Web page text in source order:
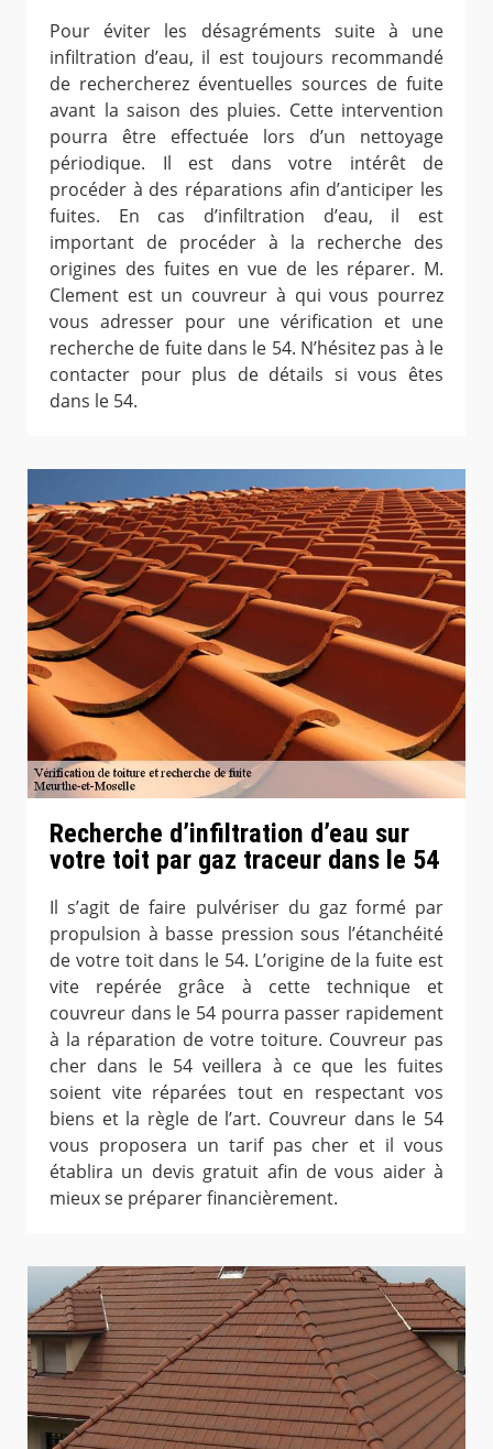
Pour éviter les désagréments suite à une
infiltration d’eau, il est toujours recommandé
de rechercherez éventuelles sources de fuite
avant la saison des pluies. Cette intervention
pourra être effectuée lors d’un nettoyage
périodique. Il est dans votre intérêt de
procéder à des réparations afin d’anticiper les
fuites. En cas d’infiltration d’eau, il est
important de procéder à la recherche des
origines des fuites en vue de les réparer. M.
Clement est un couvreur à qui vous pourrez
vous adresser pour une vérification et une
recherche de fuite dans le 54. N’hésitez pas à le
contacter pour plus de détails si vous êtes
dans le 54.
Recherche d’infiltration d’eau sur
votre toit par gaz traceur dans le 54
Il s’agit de faire pulvériser du gaz formé par
propulsion à basse pression sous l’étanchéité
de votre toit dans le 54. L’origine de la fuite est
vite repérée grâce à cette technique et
couvreur dans le 54 pourra passer rapidement
à la réparation de votre toiture. Couvreur pas
cher dans le 54 veillera à ce que les fuites
soient vite réparées tout en respectant vos
biens et la règle de l’art. Couvreur dans le 54
vous proposera un tarif pas cher et il vous
établira un devis gratuit afin de vous aider à
mieux se préparer financièrement.